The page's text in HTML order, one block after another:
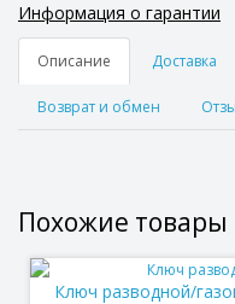
Информация о гарантии
Описание Доставка
Возврат и обмен
Похожие товары
Ключ разводной/